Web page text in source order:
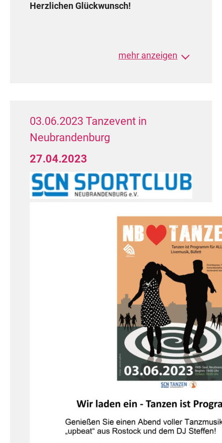
Herzlichen Glückwunsch!
mehr anzeigen
03.06.2023 Tanzevent in
Neubrandenburg
27.04.2023